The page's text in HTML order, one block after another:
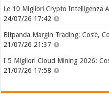
Le 10 Migliori Crypto Intelligenza
24/07/26 17:42
Bitpanda Margin Trading: Cos’è,
21/07/26 21:37
I 5 Migliori Cloud Mining 2026:
21/07/26 17:58